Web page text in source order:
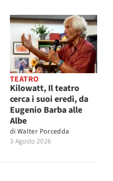
TEATRO
Kilowatt, Il teatro
cerca i suoi eredi, da
Eugenio Barba alle
Albe
di Walter Porcedda
3 Agosto 2026